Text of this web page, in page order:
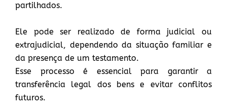
partilhados.
Ele pode ser realizado de forma judicial ou
extrajudicial, dependendo da situação familiar e
da presença de um testamento.
Esse processo é essencial para garantir a
transferência legal dos bens e evitar conflitos
futuros.